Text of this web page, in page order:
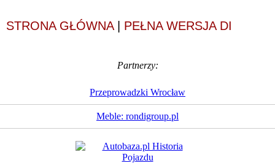
STRONA GŁÓWNA| PEŁNA WERSJA DI
Partnerzy:
Przeprowadzki Wrocław
Meble: rondigroup.pl